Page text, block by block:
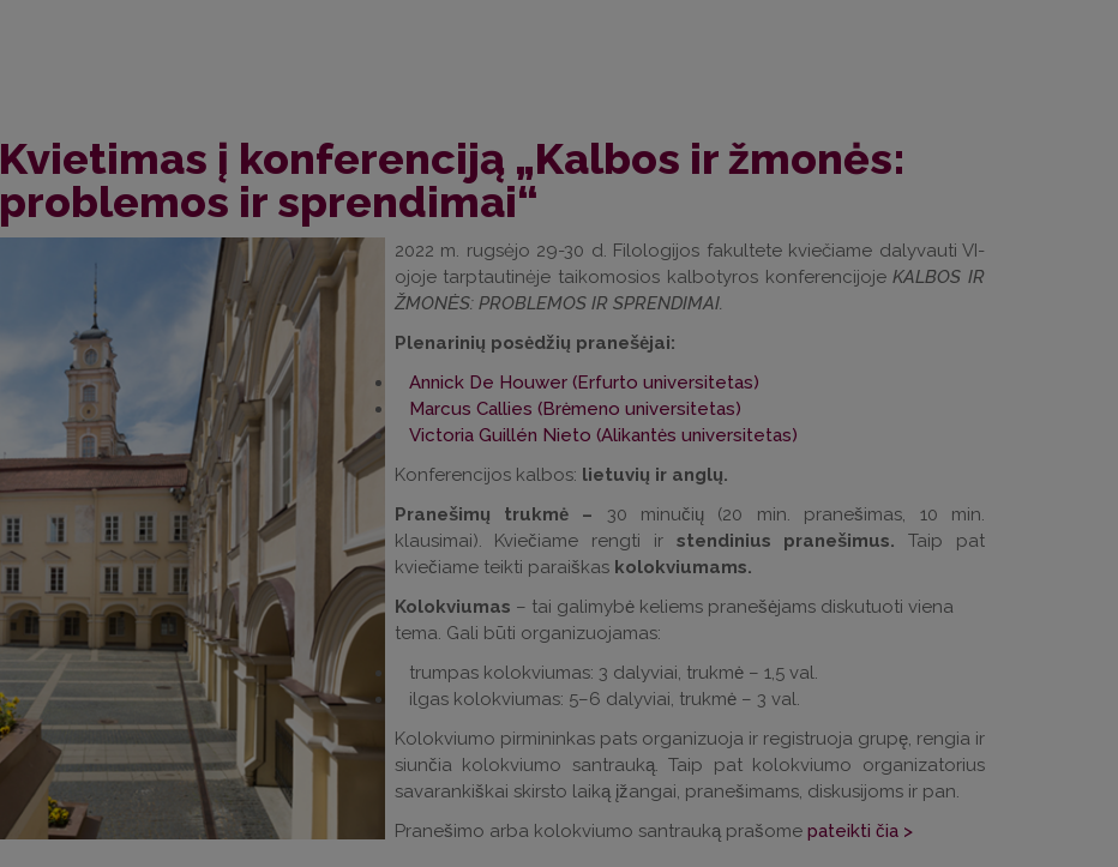
Kvietimas į konferenciją „Kalbos ir žmonės:
problemos ir sprendimai“
2022 m. rugsėjo 29-30 d. Filologijos fakultete kviečiame dalyvauti VI-
ojoje tarptautinėje taikomosios kalbotyros konferencijojeKALBOS IR
ŽMONĖS: PROBLEMOS IR SPRENDIMAI.
Plenarinių posėdžių pranešėjai:
Annick De Houwer (Erfurto universitetas)
Marcus Callies (Brėmeno universitetas)
Victoria Guillén Nieto (Alikantės universitetas)
Konferencijos kalbos: lietuvių ir anglų.
Pranešimų trukmė – 30 minučių (20 min. pranešimas, 10 min.
klausimai). Kviečiame rengti ir stendinius pranešimus.Taip pat
kviečiame teikti paraiškas kolokviumams.
Kolokviumas – tai galimybė keliems pranešėjams diskutuoti viena
tema. Gali būti organizuojamas:
trumpas kolokviumas: 3 dalyviai, trukmė – 1,5 val.
ilgas kolokviumas: 5–6 dalyviai, trukmė – 3 val.
Kolokviumo pirmininkas pats organizuoja ir registruoja grupę, rengia ir
siunčia kolokviumo santrauką. Taip pat kolokviumo organizatorius
savarankiškai skirsto laiką įžangai, pranešimams, diskusijoms ir pan.
Pranešimo arba kolokviumo santrauką prašome pateikti čia >